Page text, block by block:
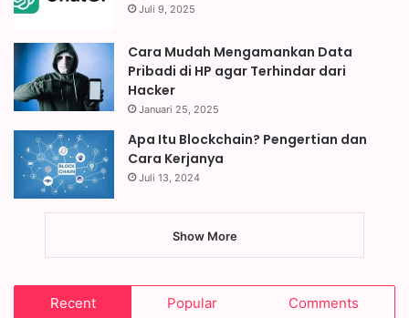
Juli 9, 2025
Cara Mudah Mengamankan Data
Pribadi di HP agar Terhindar dari
Hacker
Januari 25, 2025
Apa Itu Blockchain? Pengertian dan
Cara Kerjanya
Juli 13, 2024
Show More
Recent Popular Comments